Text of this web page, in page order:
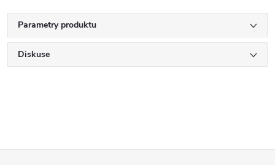
Parametry produktu
Diskuse